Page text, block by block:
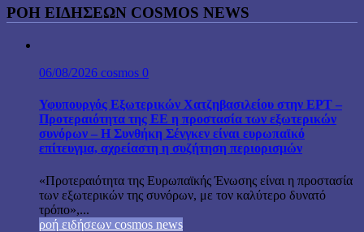
ΡΟΉ ΕΙΔΉΣΕΩΝ COSMOS NEWS
06/08/2026 cosmos 0
Υφυπουργός Εξωτερικών Χατζηβασιλείου στην ΕΡΤ –
Προτεραιότητα της ΕΕ η προστασία των εξωτερικών
συνόρων – Η Συνθήκη Σένγκεν είναι ευρωπαϊκό
επίτευγμα, αχρείαστη η συζήτηση περιορισμών
«Προτεραιότητα της Ευρωπαϊκής Ένωσης είναι η προστασία
των εξωτερικών της συνόρων, με τον καλύτερο δυνατό
τρόπο»,...
ροή ειδήσεων cosmos news